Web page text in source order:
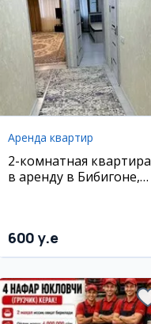
Аренда квартир
2-комнатная квартира
в аренду в Бибигоне,
600 y.e